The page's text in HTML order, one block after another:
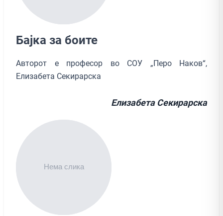
Бајка за боите
Авторот е професор во СОУ „Перо Наков“,
Елизабета Секирарска
Елизабета Секирарска